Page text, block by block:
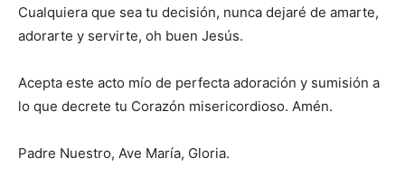
Cualquiera que sea tu decisión, nunca dejaré de amarte,
adorarte y servirte, oh buen Jesús.
Acepta este acto mío de perfecta adoración y sumisión a
lo que decrete tu Corazón misericordioso. Amén.
Padre Nuestro, Ave María, Gloria.